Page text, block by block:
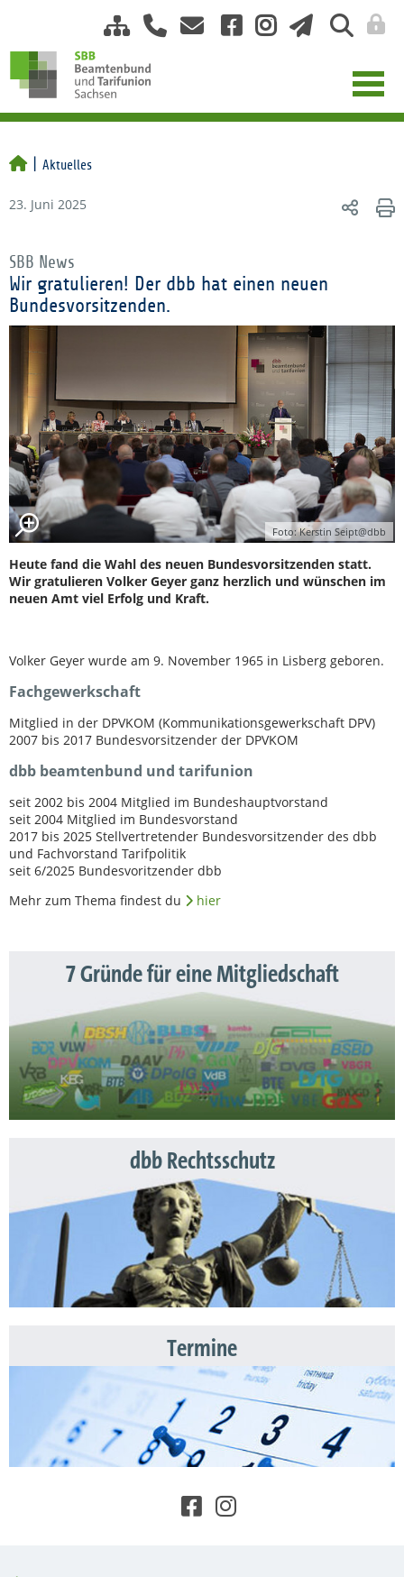
Aktuelles
23. Juni 2025
SBB News
Wir gratulieren! Der dbb hat einen neuen
Bundesvorsitzenden.
Foto: Kerstin Seipt@dbb
Heute fand die Wahl des neuen Bundesvorsitzenden statt.
Wir gratulieren Volker Geyer ganz herzlich und wünschen im
neuen Amt viel Erfolg und Kraft.
Volker Geyer wurde am 9. November 1965 in Lisberg geboren.
Fachgewerkschaft
Mitglied in der DPVKOM (Kommunikationsgewerkschaft DPV)
2007 bis 2017 Bundesvorsitzender der DPVKOM
dbb beamtenbund und tarifunion
seit 2002 bis 2004 Mitglied im Bundeshauptvorstand
seit 2004 Mitglied im Bundesvorstand
2017 bis 2025 Stellvertretender Bundesvorsitzender des dbb
und Fachvorstand Tarifpolitik
seit 6/2025 Bundesvoritzender dbb
Mehr zum Thema findest du
hier
7 Gründe für eine Mitgliedschaft
dbb Rechtsschutz
Termine